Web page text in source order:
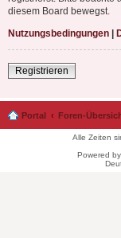
diesem Board bewegst.
Nutzungsbedingungen |
Registrieren
Portal Foren-
Alle Zeiten
Powered by